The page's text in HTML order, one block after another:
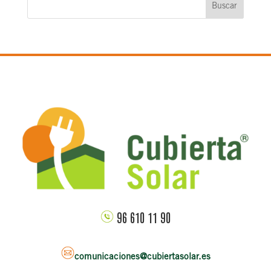
Buscar
96 610 11 90
comunicaciones@cubiertasolar.es